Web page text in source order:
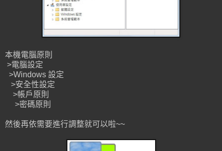
本機電腦原則
>電腦設定
>Windows 設定
>安全性設定
>帳戶原則
>密碼原則
然後再依需要進行調整就可以啦~~